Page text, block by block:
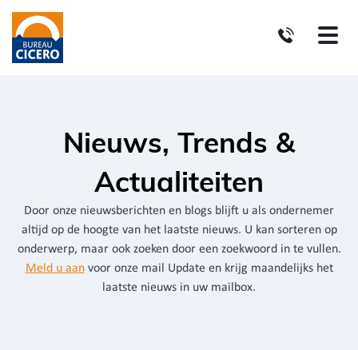
Nieuws, Trends &
Actualiteiten
Door onze nieuwsberichten en blogs blijft u als ondernemer
altijd op de hoogte van het laatste nieuws. U kan sorteren op
onderwerp, maar ook zoeken door een zoekwoord in te vullen.
Meld u aan voor onze mail Update en krijg maandelijks het
laatste nieuws in uw mailbox.